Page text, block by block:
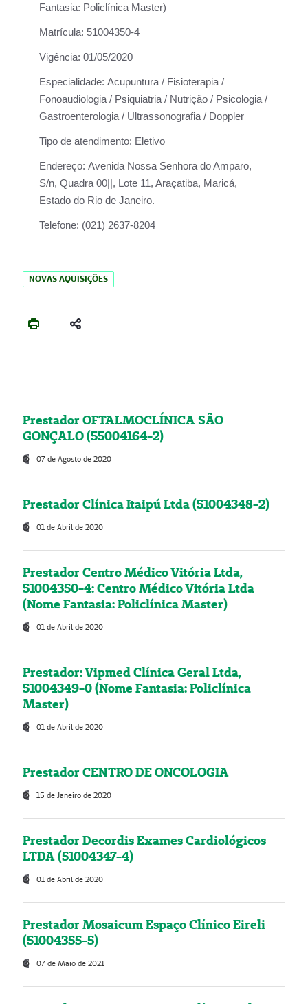
Fantasia: Policlínica Master)
Matrícula: 51004350-4
Vigência: 01/05/2020
Especialidade: Acupuntura / Fisioterapia /
Fonoaudiologia / Psiquiatria / Nutrição / Psicologia /
Gastroenterologia / Ultrassonografia / Doppler
Tipo de atendimento: Eletivo
Endereço: Avenida Nossa Senhora do Amparo,
S/n, Quadra 00||, Lote 11, Araçatiba, Maricá,
Estado do Rio de Janeiro.
Telefone: (021) 2637-8204
NOVAS AQUISIÇÕES
Prestador OFTALMOCLÍNICA SÃO
GONÇALO (55004164-2)
07 de Agosto de 2020
Prestador Clínica Itaipú Ltda (51004348-2)
01 de Abril de 2020
Prestador Centro Médico Vitória Ltda,
51004350-4: Centro Médico Vitória Ltda
(Nome Fantasia: Policlínica Master)
01 de Abril de 2020
Prestador: Vipmed Clínica Geral Ltda,
51004349-0 (Nome Fantasia: Policlínica
Master)
01 de Abril de 2020
Prestador CENTRO DE ONCOLOGIA
15 de Janeiro de 2020
Prestador Decordis Exames Cardiológicos
LTDA (51004347-4)
01 de Abril de 2020
Prestador Mosaicum Espaço Clínico Eireli
(51004355-5)
07 de Maio de 2021